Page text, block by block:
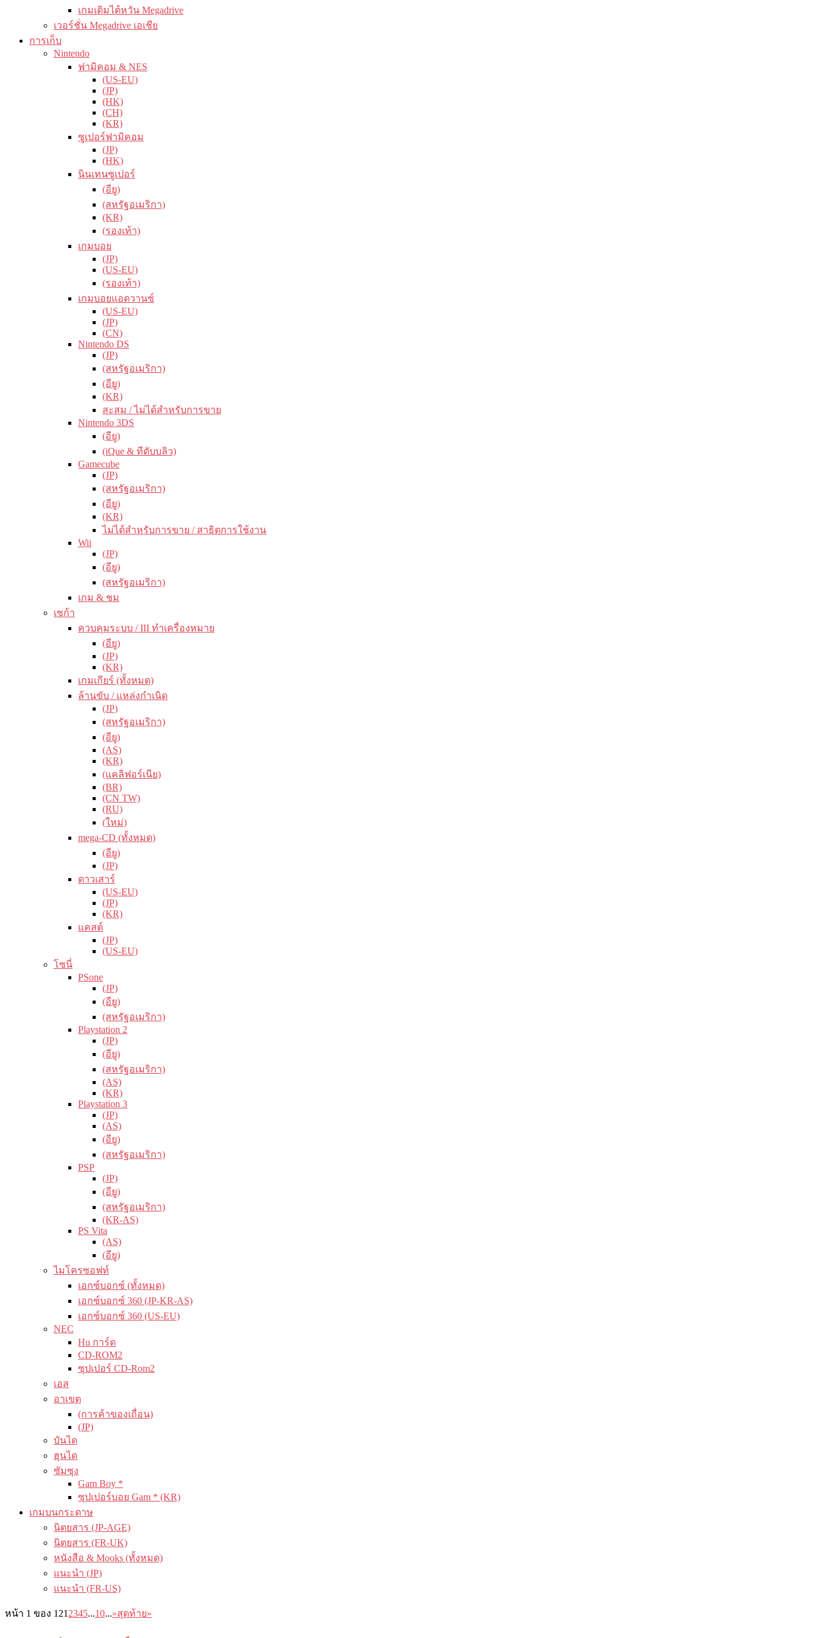
เกมเดิมไต้หวัน Megadrive
เวอร์ชั่น Megadrive เอเชีย
การเก็บ
Nintendo
ฟามิคอม & NES
(US-EU)
(JP)
(HK)
(CH)
(KR)
ซูเปอร์ฟามิคอม
(JP)
(HK)
นินเทนซูเปอร์
(อียู)
(สหรัฐอเมริกา)
(KR)
(รองเท้า)
เกมบอย
(JP)
(US-EU)
(รองเท้า)
เกมบอยแอดวานซ์
(US-EU)
(JP)
(CN)
Nintendo DS
(JP)
(สหรัฐอเมริกา)
(อียู)
(KR)
สะสม / ไม่ได้สำหรับการขาย
Nintendo 3DS
(อียู)
(iQue & ทีดับบลิว)
Gamecube
(JP)
(สหรัฐอเมริกา)
(อียู)
(KR)
ไม่ได้สำหรับการขาย / สาธิตการใช้งาน
Wii
(JP)
(อียู)
(สหรัฐอเมริกา)
เกม & ชม
เซก้า
ควบคุมระบบ / III ทำเครื่องหมาย
(อียู)
(JP)
(KR)
เกมเกียร์ (ทั้งหมด)
ล้านขับ / แหล่งกำเนิด
(JP)
(สหรัฐอเมริกา)
(อียู)
(AS)
(KR)
(แคลิฟอร์เนีย)
(BR)
(CN TW)
(RU)
(ใหม่)
mega-CD (ทั้งหมด)
(อียู)
(JP)
ดาวเสาร์
(US-EU)
(JP)
(KR)
แคสต์
(JP)
(US-EU)
โซนี่
PSone
(JP)
(อียู)
(สหรัฐอเมริกา)
Playstation 2
(JP)
(อียู)
(สหรัฐอเมริกา)
(AS)
(KR)
Playstation 3
(JP)
(AS)
(อียู)
(สหรัฐอเมริกา)
PSP
(JP)
(อียู)
(สหรัฐอเมริกา)
(KR-AS)
PS Vita
(AS)
(อียู)
ไมโครซอฟท์
เอกซ์บอกซ์ (ทั้งหมด)
เอกซ์บอกซ์ 360 (JP-KR-AS)
เอกซ์บอกซ์ 360 (US-EU)
NEC
Hu การ์ด
CD-ROM2
ซุปเปอร์ CD-Rom2
เอส
อาเขต
(การค้าของเถื่อน)
(JP)
บันได
ฮุนได
ซัมซุง
Gam Boy *
ซุปเปอร์บอย Gam * (KR)
เกมบนกระดาษ
นิตยสาร (JP-AGE)
นิตยสาร (FR-UK)
หนังสือ & Mooks (ทั้งหมด)
แนะนำ (JP)
แนะนำ (FR-US)
หน้า 1 ของ 121 2345...10...»สุดท้าย»